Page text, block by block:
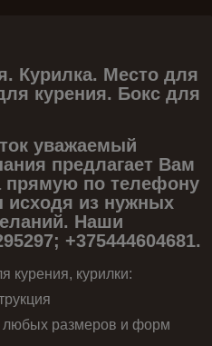
Курилка. Место для
курения. Бокс для
уважаемый
предлагает Вам
прямую по телефону
исходя из нужных
Наши
+375444604681.
курения, курилки:
любых размеров и форм